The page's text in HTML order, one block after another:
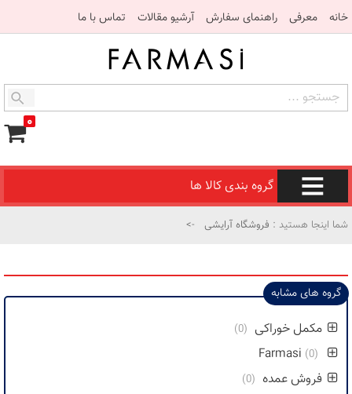
خانه معرفی راهنمای سفارش آرشیو مقالات تماس با ما
۰
گروه بندی کالا ها
شما اینجا هستید : فروشگاه آرایشی ->
گروه های مشابه
مکمل خوراکی (0)
(0)
فروش عمده (0)